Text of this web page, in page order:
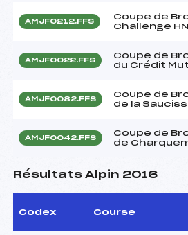
AMJF0212.FFS
Coupe de
Challenge
AMJF0022.FFS
Coupe de
du Crédit
AMJF0082.FFS
Coupe de
de la
AMJF0042.FFS
Coupe de
de
Résultats Alpin 2016
Codex Course